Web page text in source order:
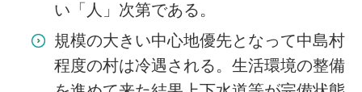
い「人」次第である。
規模の大きい中心地優先となって中島村
程度の村は冷遇される。生活環境の整備